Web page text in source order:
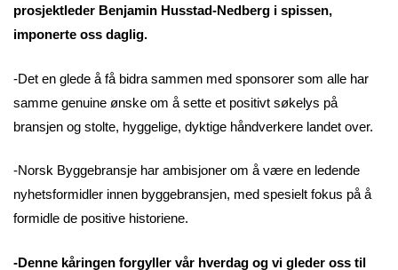
prosjektleder Benjamin Husstad-Nedberg i spissen,
imponerte oss daglig.
-Det en glede å få bidra sammen med sponsorer som alle har
samme genuine ønske om å sette et positivt søkelys på
bransjen og stolte, hyggelige, dyktige håndverkere landet over.
-Norsk Byggebransje har ambisjoner om å være en ledende
nyhetsformidler innen byggebransjen, med spesielt fokus på å
formidle de positive historiene.
-Denne kåringen forgyller vår hverdag og vi gleder oss til